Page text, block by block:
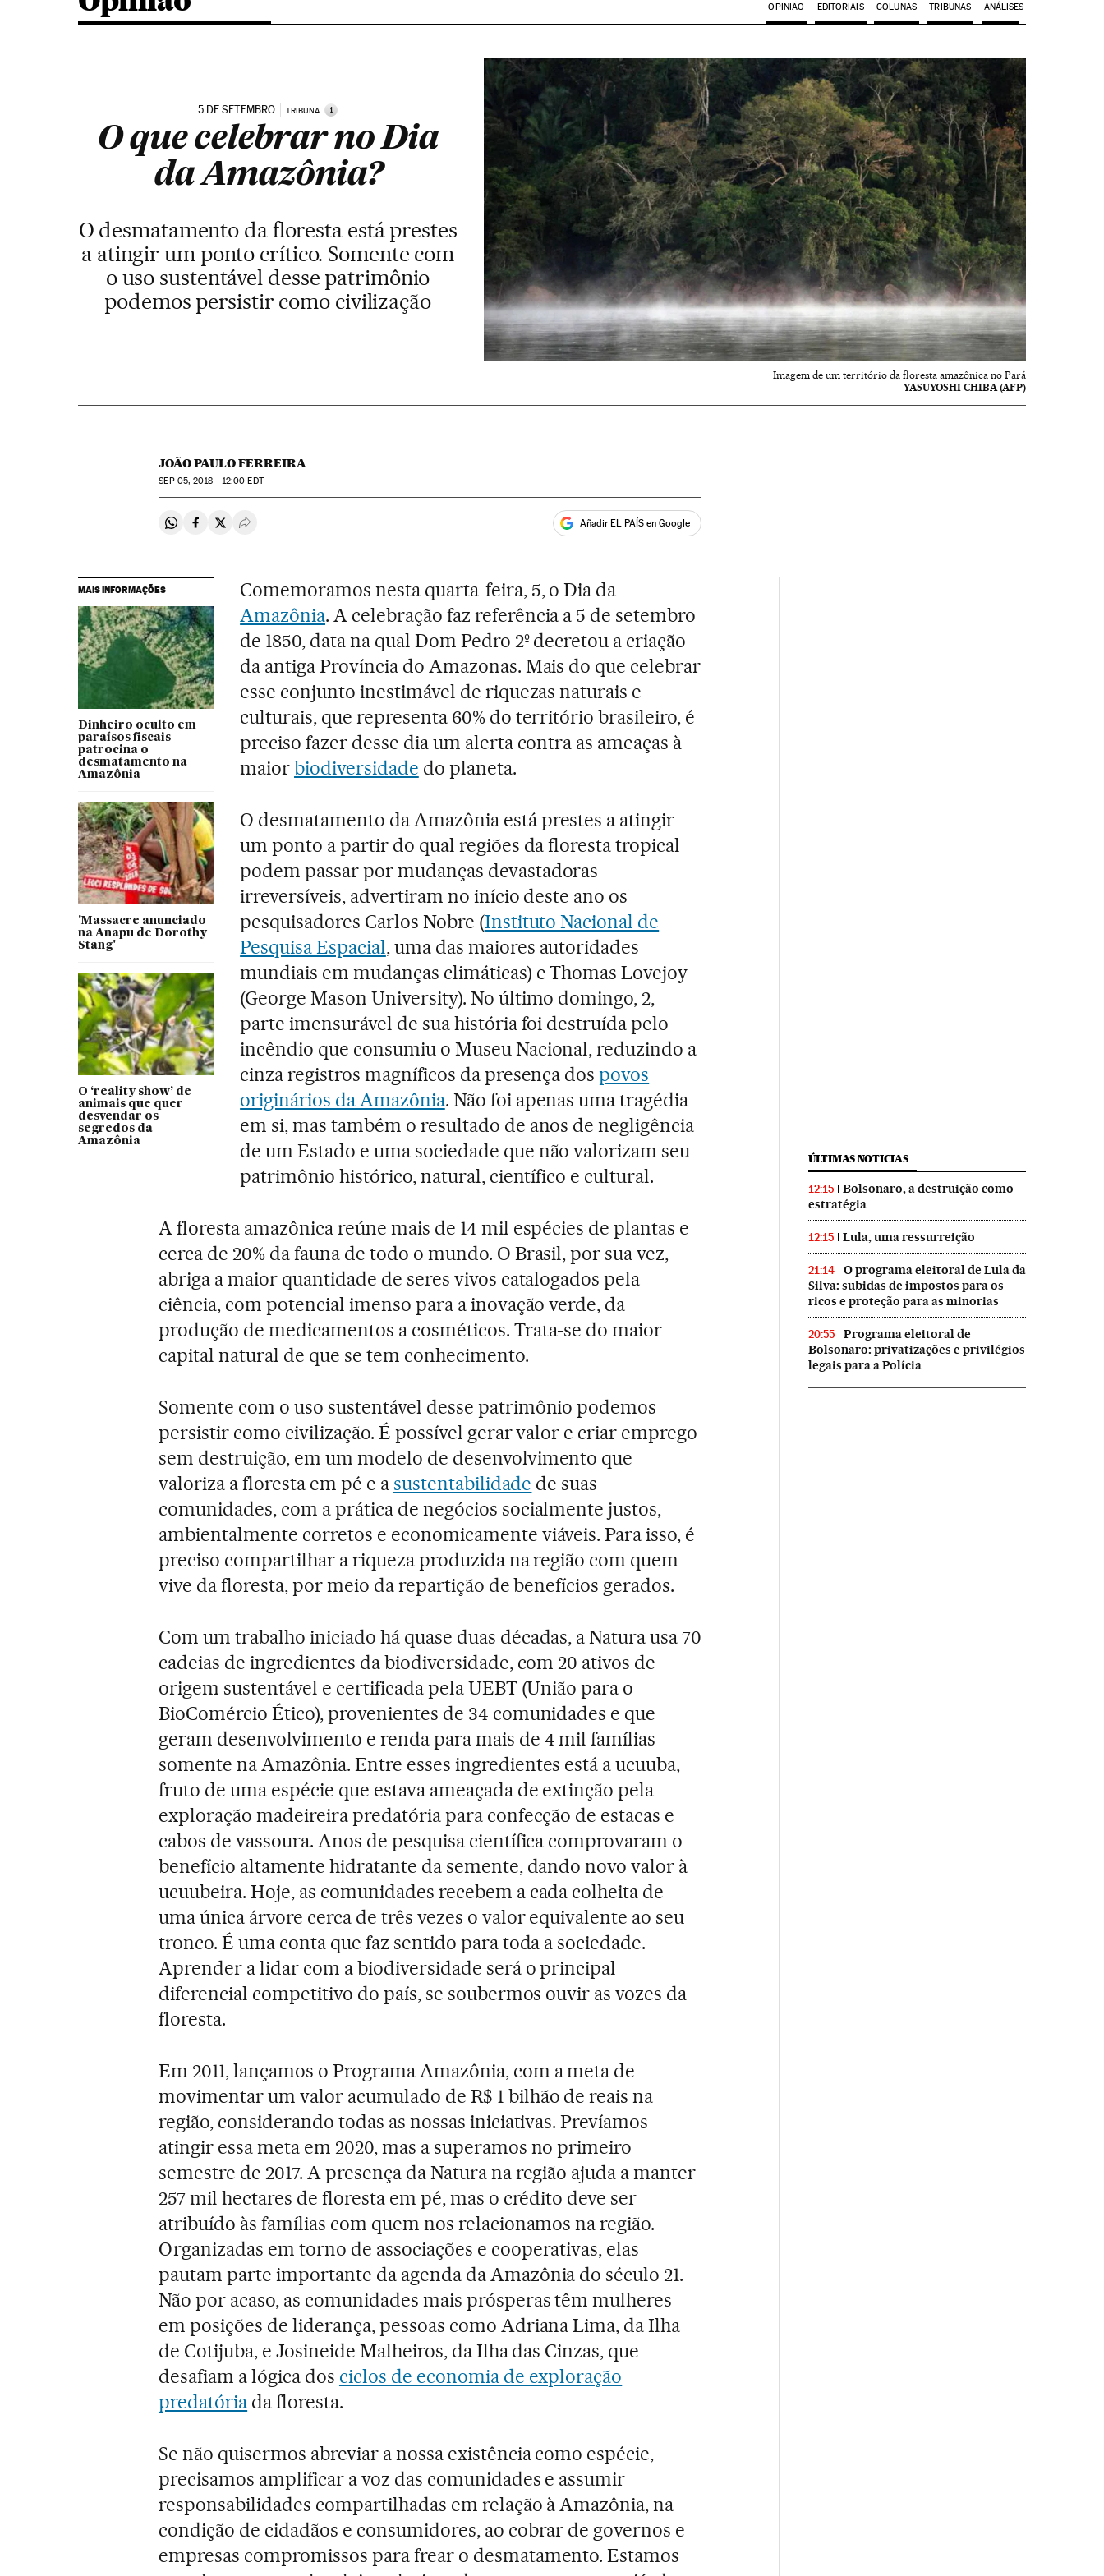
OPINIÃO EDITORIAIS COLUNAS TRIBUNAS ANÁLISES
5 DE SETEMBRO TRIBUNA i
O que celebrar no Dia
da Amazônia?
O desmatamento da floresta está prestes
a atingir um ponto crítico. Somente com
o uso sustentável desse patrimônio
podemos persistir como civilização
Imagem de um território da floresta amazônica no Pará
YASUYOSHI CHIBA (AFP)
JOÃO PAULO FERREIRA
SEP05, 2018 - 12:00 EDT
Compartir en Whatsapp
Compartir en Facebook
Compartir en Twitter
Desplegar Redes Sociales Añadir EL PAÍS en Google
MAIS INFORMAÇÕES
Dinheiro oculto em
paraísos fiscais
patrocina o
desmatamento na
Amazônia
'Massacre anunciado
na Anapu de Dorothy
Stang'
O ‘reality show’ de
animais que quer
desvendar os
segredos da
Amazônia
Comemoramos nesta quarta-feira, 5, o Dia da
Amazônia. A celebração faz referência a 5 de setembro
de 1850, data na qual Dom Pedro 2º decretou a criação
da antiga Província do Amazonas. Mais do que celebrar
esse conjunto inestimável de riquezas naturais e
culturais, que representa 60% do território brasileiro, é
preciso fazer desse dia um alerta contra as ameaças à
maiorbiodiversidade do planeta.
O desmatamento da Amazônia está prestes a atingir
um ponto a partir do qual regiões da floresta tropical
podem passar por mudanças devastadoras
irreversíveis, advertiram no início deste ano os
pesquisadores Carlos Nobre (Instituto Nacional de
Pesquisa Espacial, uma das maiores autoridades
mundiais em mudanças climáticas) e Thomas Lovejoy
(George Mason University). No último domingo, 2,
parte imensurável de sua história foi destruída pelo
incêndio que consumiu o Museu Nacional, reduzindo a
cinza registros magníficos da presença dospovos
originários da Amazônia. Não foi apenas uma tragédia
em si, mas também o resultado de anos de negligência
de um Estado e uma sociedade que não valorizam seu
patrimônio histórico, natural, científico e cultural.
A floresta amazônica reúne mais de 14 mil espécies de plantas e
cerca de 20% da fauna de todo o mundo. O Brasil, por sua vez,
abriga a maior quantidade de seres vivos catalogados pela
ciência, com potencial imenso para a inovação verde, da
produção de medicamentos a cosméticos. Trata-se do maior
capital natural de que se tem conhecimento.
Somente com o uso sustentável desse patrimônio podemos
persistir como civilização. É possível gerar valor e criar emprego
sem destruição, em um modelo de desenvolvimento que
valoriza a floresta em pé e asustentabilidade de suas
comunidades, com a prática de negócios socialmente justos,
ambientalmente corretos e economicamente viáveis. Para isso, é
preciso compartilhar a riqueza produzida na região com quem
vive da floresta, por meio da repartição de benefícios gerados.
Com um trabalho iniciado há quase duas décadas, a Natura usa 70
cadeias de ingredientes da biodiversidade, com 20 ativos de
origem sustentável e certificada pela UEBT (União para o
BioComércio Ético), provenientes de 34 comunidades e que
geram desenvolvimento e renda para mais de 4 mil famílias
somente na Amazônia. Entre esses ingredientes está a ucuuba,
fruto de uma espécie que estava ameaçada de extinção pela
exploração madeireira predatória para confecção de estacas e
cabos de vassoura. Anos de pesquisa científica comprovaram o
benefício altamente hidratante da semente, dando novo valor à
ucuubeira. Hoje, as comunidades recebem a cada colheita de
uma única árvore cerca de três vezes o valor equivalente ao seu
tronco. É uma conta que faz sentido para toda a sociedade.
Aprender a lidar com a biodiversidade será o principal
diferencial competitivo do país, se soubermos ouvir as vozes da
floresta.
Em 2011, lançamos o Programa Amazônia, com a meta de
movimentar um valor acumulado de R$ 1 bilhão de reais na
região, considerando todas as nossas iniciativas. Prevíamos
atingir essa meta em 2020, mas a superamos no primeiro
semestre de 2017. A presença da Natura na região ajuda a manter
257 mil hectares de floresta em pé, mas o crédito deve ser
atribuído às famílias com quem nos relacionamos na região.
Organizadas em torno de associações e cooperativas, elas
pautam parte importante da agenda da Amazônia do século 21.
Não por acaso, as comunidades mais prósperas têm mulheres
em posições de liderança, pessoas como Adriana Lima, da Ilha
de Cotijuba, e Josineide Malheiros, da Ilha das Cinzas, que
desafiam a lógica dos ciclos de economia de exploração
predatória da floresta.
Se não quisermos abreviar a nossa existência como espécie,
precisamos amplificar a voz das comunidades e assumir
responsabilidades compartilhadas em relação à Amazônia, na
condição de cidadãos e consumidores, ao cobrar de governos e
empresas compromissos para frear o desmatamento. Estamos
ÚLTIMAS NOTICIAS
12:15
Bolsonaro, a destruição como
estratégia
12:15 Lula, uma ressurreição
21:14
O programa eleitoral de Lula da
Silva: subidas de impostos para os
ricos e proteção para as minorias
20:55
Programa eleitoral de
Bolsonaro: privatizações e privilégios
legais para a Polícia